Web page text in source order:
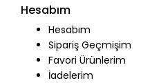
Hesabım
Hesabım
Sipariş Geçmişim
Favori Ürünlerim
İadelerim